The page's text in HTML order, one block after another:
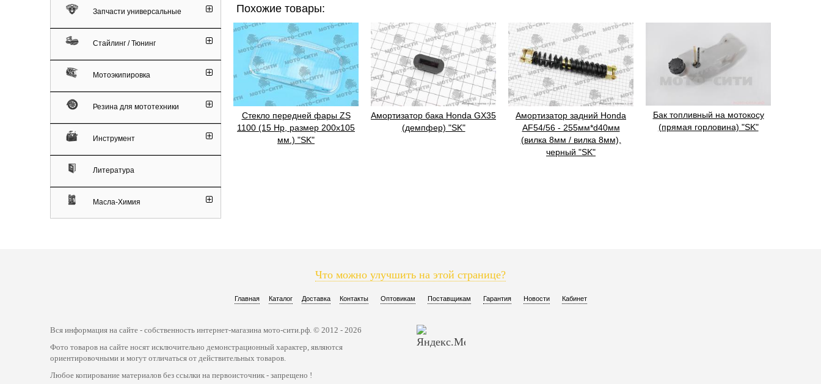
Похожие товары:
Cтекло передней фары ZS
1100 (15 Hp, размер 200х105
мм.) "SK"
Амортизатор бака Honda GX35
(демпфер) "SK"
Амортизатор задний Honda
AF54/56 - 255мм*d40мм
(вилка 8мм / вилка 8мм),
черный "SK"
Бак топливный на мотокосу
(прямая горловина) "SK"
Запчасти универсальные
Стайлинг / Тюнинг
Мотоэкипировка
Резина для мототехники
Инструмент
Литература
Масла-Химия
Что можно улучшить на этой странице?
Главная Каталог Доставка Контакты Оптовикам Поставщикам Гарантия Новости Кабинет
Вся информация на сайте - собственность интернет-магазина мото-сити.рф. © 2012 - 2026
Фото товаров на сайте носят исключительно демонстрационный характер, являются
ориентировочными и могут отличаться от действительных товаров.
Любое копирование материалов без ссылки на первоисточник - запрещено !